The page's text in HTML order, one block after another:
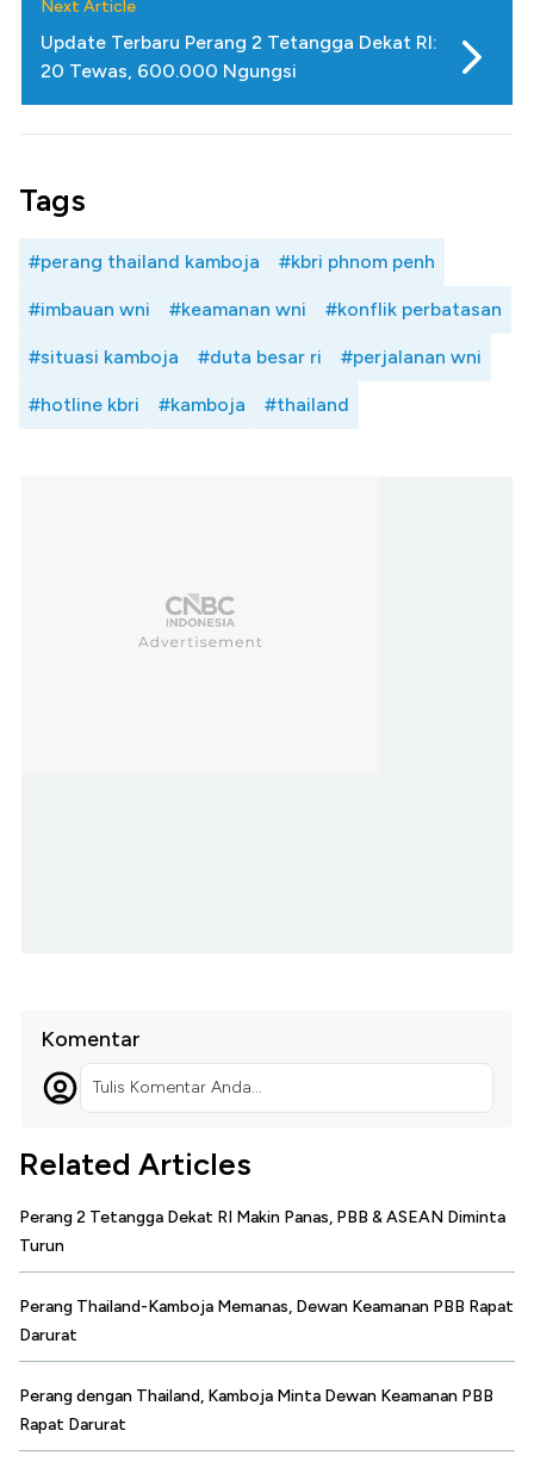
Next Article
Update Terbaru Perang 2 Tetangga Dekat RI:
20 Tewas, 600.000 Ngungsi
Tags
#perang thailand kamboja #kbri phnom penh
#imbauan wni #keamanan wni #konflik perbatasan
#situasi kamboja #duta besar ri #perjalanan wni
#hotline kbri #kamboja #thailand
Komentar
Tulis Komentar Anda...
Related Articles
Perang 2 Tetangga Dekat RI Makin Panas, PBB & ASEAN Diminta
Turun
Perang Thailand-Kamboja Memanas, Dewan Keamanan PBB Rapat
Darurat
Perang dengan Thailand, Kamboja Minta Dewan Keamanan PBB
Rapat Darurat